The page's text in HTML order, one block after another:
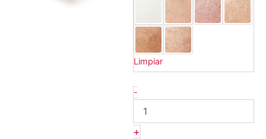
Limpiar
-
Creations
cantidad
+